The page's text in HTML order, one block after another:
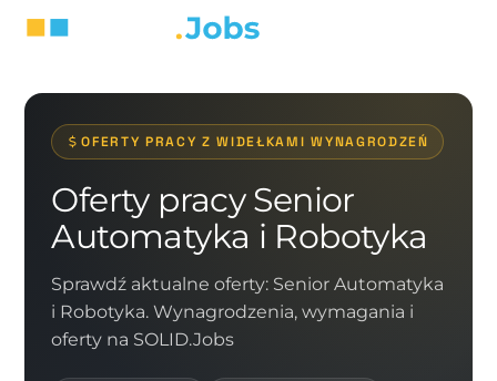
OFERTY PRACY Z WIDEŁKAMI WYNAGRODZEŃ
Oferty pracy Senior
Automatyka i Robotyka
Sprawdź aktualne oferty: Senior Automatyka
i Robotyka. Wynagrodzenia, wymagania i
oferty na SOLID.Jobs